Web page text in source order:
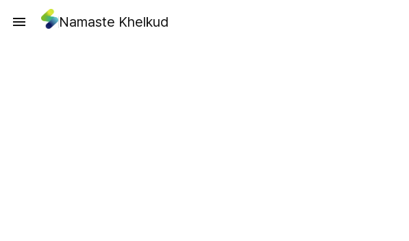
Namaste Khelkud